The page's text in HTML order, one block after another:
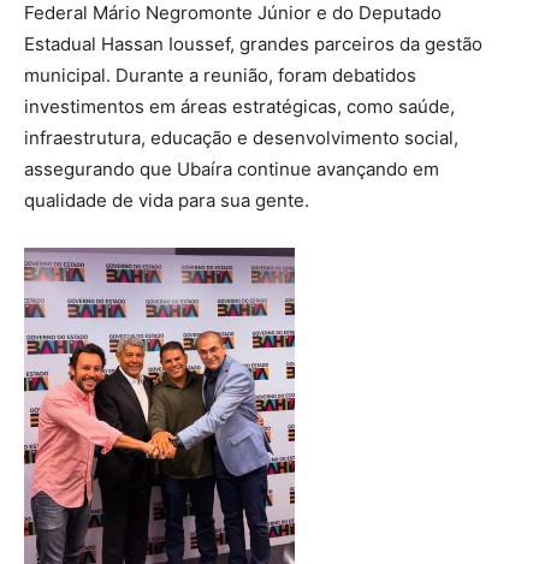
Federal Mário Negromonte Júnior e do Deputado
Estadual Hassan Ioussef, grandes parceiros da gestão
municipal. Durante a reunião, foram debatidos
investimentos em áreas estratégicas, como saúde,
infraestrutura, educação e desenvolvimento social,
assegurando que Ubaíra continue avançando em
qualidade de vida para sua gente.